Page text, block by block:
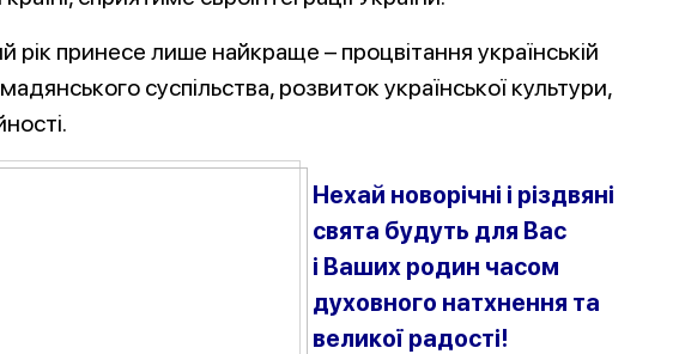
рік принесе лише найкраще – процвітання українській
суспільства, розвиток української культури,
Нехай новорічні і різдвяні
свята будуть для Вас
і Ваших родин часом
духовного натхнення та
великої радості!